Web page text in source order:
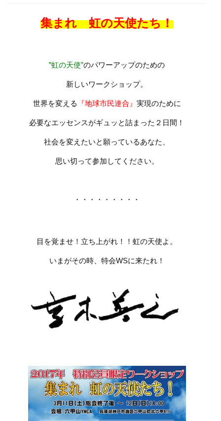
集まれ 虹の天使たち！
”虹の天使”のパワーアップのための
新しいワークショップ。
世界を変える 『地球市民連合』 実現のために
必要なエッセンスがギュッと詰まった２日間！
社会を変えたいと願っているあなた、
思い切って参加してください。
・・・・・・・・・
目を覚ませ！立ち上がれ！！虹の天使よ。
いまがその時、特会WSに来たれ！